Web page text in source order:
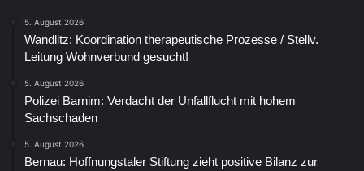
5. August 2026
Wandlitz: Koordination therapeutische Prozesse / Stellv.
Leitung Wohnverbund gesucht!
5. August 2026
Polizei Barnim: Verdacht der Unfallflucht mit hohem
Sachschaden
5. August 2026
Bernau: Hoffnungstaler Stiftung zieht positive Bilanz zur